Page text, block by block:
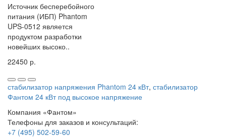
Источник бесперебойного
питания (ИБП) Phantom
UPS-0512 является
продуктом разработки
новейших высоко..
22450 р.
стабилизатор напряжения Phantom 24 кВт, стабилизатор
Фантом 24 кВт под высокое напряжение
Компания «Фантом»
Телефоны для заказов и консультаций:
+7 (495) 502-59-60